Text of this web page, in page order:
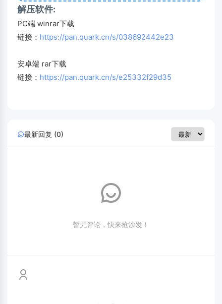
解压软件:
PC端 winrar下载
链接： https://pan.quark.cn/s/038692442e23
安卓端 rar下载
链接： https://pan.quark.cn/s/e25332f29d35
最新回复 (0)
暂无评论，快来抢沙发！